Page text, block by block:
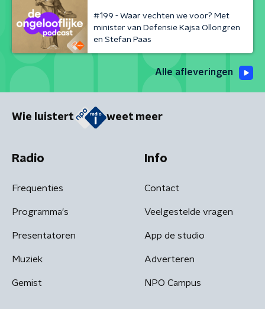
#199 - Waar vechten we voor? Met
minister van Defensie Kajsa Ollongren
en Stefan Paas
Alle afleveringen
Wie luistert weet meer
Radio
Frequenties
Programma's
Presentatoren
Muziek
Gemist
Info
Contact
Veelgestelde vragen
App de studio
Adverteren
NPO Campus